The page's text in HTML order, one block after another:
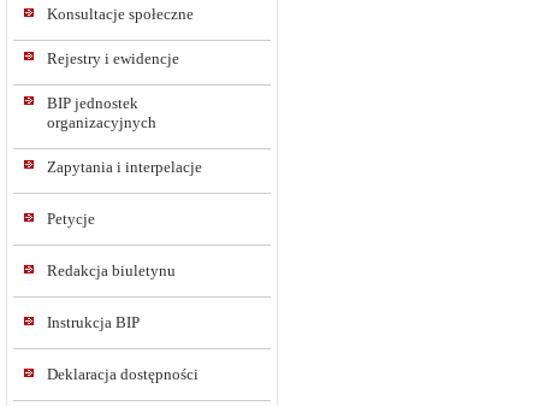
Konsultacje społeczne
Rejestry i ewidencje
BIP jednostek
organizacyjnych
Zapytania i interpelacje
Petycje
Redakcja biuletynu
Instrukcja BIP
Deklaracja dostępności